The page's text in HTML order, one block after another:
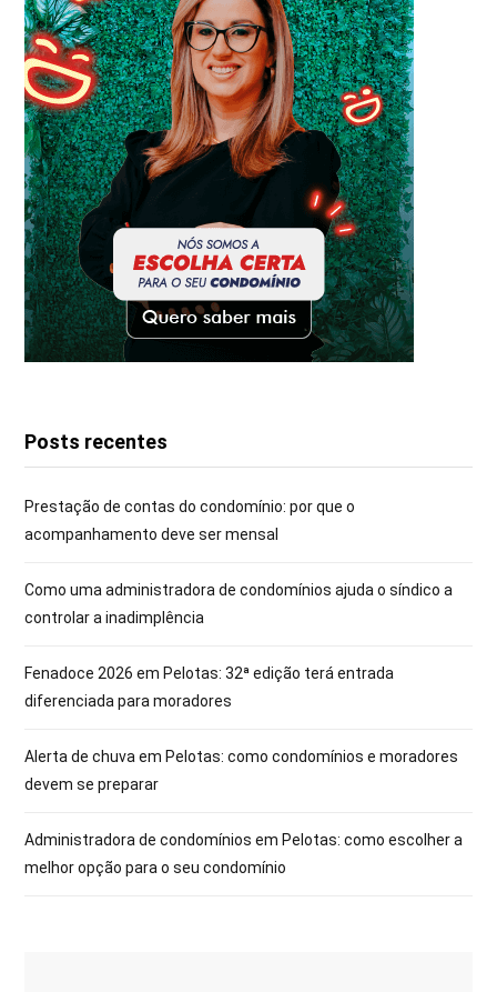
Posts recentes
Prestação de contas do condomínio: por que o
acompanhamento deve ser mensal
Como uma administradora de condomínios ajuda o síndico a
controlar a inadimplência
Fenadoce 2026 em Pelotas: 32ª edição terá entrada
diferenciada para moradores
Alerta de chuva em Pelotas: como condomínios e moradores
devem se preparar
Administradora de condomínios em Pelotas: como escolher a
melhor opção para o seu condomínio